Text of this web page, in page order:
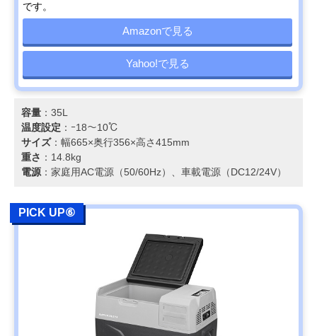
です。
Amazonで見る
Yahoo!で見る
容量 ：35L
温度設定 ：ｰ18～10℃
サイズ：幅665×奥行356×高さ415mm
重さ ：14.8kg
電源：家庭用AC電源（50/60Hz）、車載電源（DC12/24V）
PICK UP⑥